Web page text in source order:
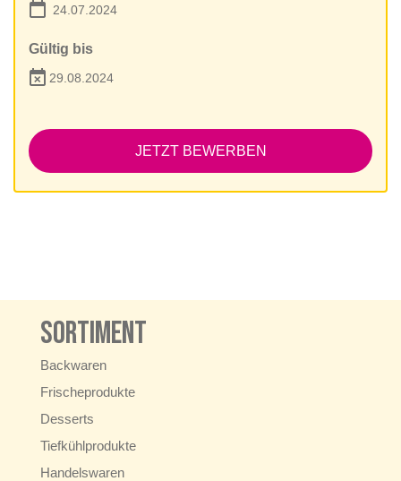
24.07.2024
Gültig bis
29.08.2024
JETZT BEWERBEN
Sortiment
Backwaren
Frischeprodukte
Desserts
Tiefkühlprodukte
Handelswaren